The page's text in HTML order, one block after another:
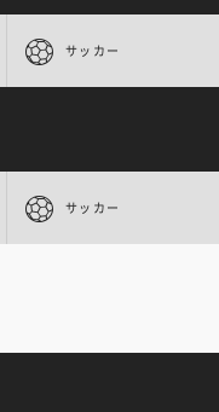
サッカー
サッカー